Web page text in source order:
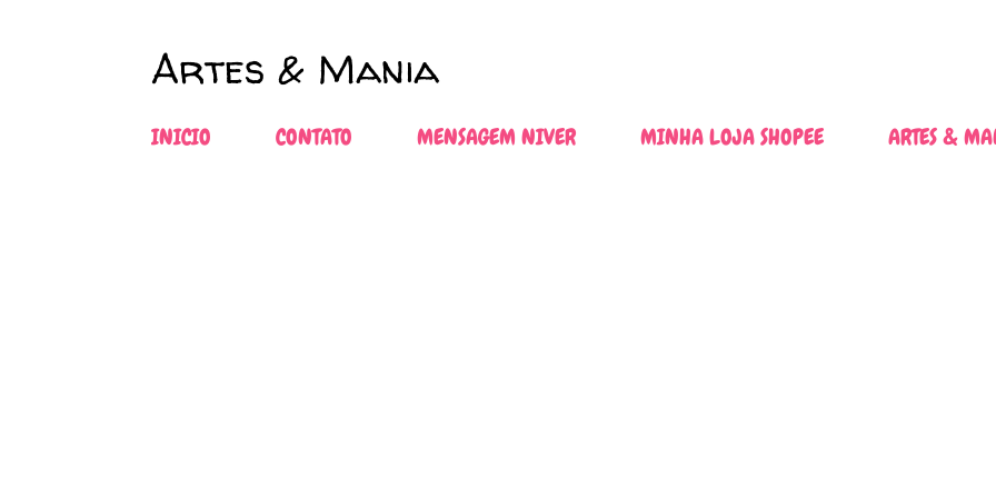
Artes & Mania
INICIO CONTATO MENSAGEM NIVER MINHA LOJA SHOPEE ARTES &